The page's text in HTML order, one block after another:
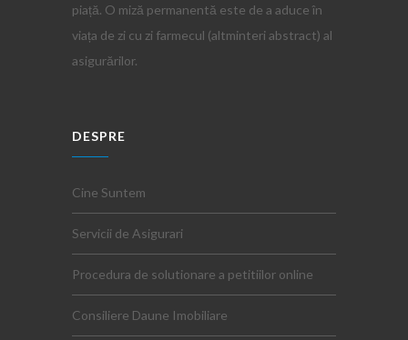
piață. O miză permanentă este de a aduce în
viața de zi cu zi farmecul (altminteri abstract) al
asigurărilor.
DESPRE
Cine Suntem
Servicii de Asigurari
Procedura de solutionare a petitiilor online
Consiliere Daune Imobiliare